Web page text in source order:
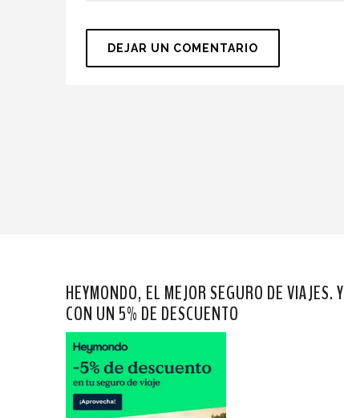
HEYMONDO, EL MEJOR SEGURO DE VIAJES. Y
CON UN 5% DE DESCUENTO